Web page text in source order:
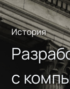
История
с